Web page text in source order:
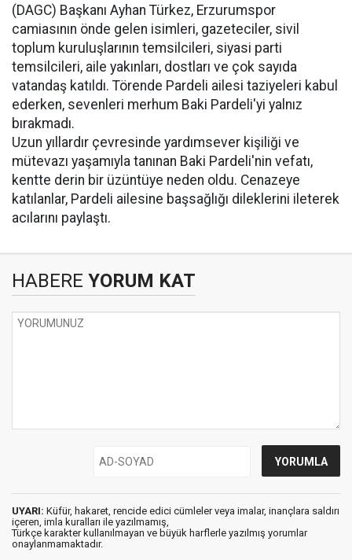
(DAGC) Başkanı Ayhan Türkez, Erzurumspor
camiasının önde gelen isimleri, gazeteciler, sivil
toplum kuruluşlarının temsilcileri, siyasi parti
temsilcileri, aile yakınları, dostları ve çok sayıda
vatandaş katıldı. Törende Pardeli ailesi taziyeleri kabul
ederken, sevenleri merhum Baki Pardeli'yi yalnız
bırakmadı.
Uzun yıllardır çevresinde yardımsever kişiliği ve
mütevazı yaşamıyla tanınan Baki Pardeli'nin vefatı,
kentte derin bir üzüntüye neden oldu. Cenazeye
katılanlar, Pardeli ailesine başsağlığı dileklerini ileterek
acılarını paylaştı.
HABERE YORUM KAT
UYARI: Küfür, hakaret, rencide edici cümleler veya imalar, inançlara saldırı
içeren, imla kuralları ile yazılmamış,
Türkçe karakter kullanılmayan ve büyük harflerle yazılmış yorumlar
onaylanmamaktadır.